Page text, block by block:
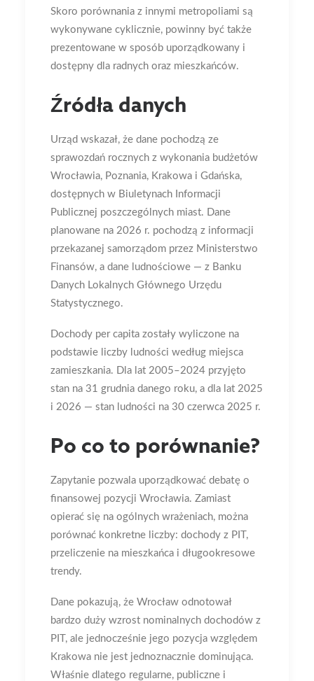
Skoro porównania z innymi metropoliami są
wykonywane cyklicznie, powinny być także
prezentowane w sposób uporządkowany i
dostępny dla radnych oraz mieszkańców.
Źródła danych
Urząd wskazał, że dane pochodzą ze
sprawozdań rocznych z wykonania budżetów
Wrocławia, Poznania, Krakowa i Gdańska,
dostępnych w Biuletynach Informacji
Publicznej poszczególnych miast. Dane
planowane na 2026 r. pochodzą z informacji
przekazanej samorządom przez Ministerstwo
Finansów, a dane ludnościowe — z Banku
Danych Lokalnych Głównego Urzędu
Statystycznego.
Dochody per capita zostały wyliczone na
podstawie liczby ludności według miejsca
zamieszkania. Dla lat 2005–2024 przyjęto
stan na 31 grudnia danego roku, a dla lat 2025
i 2026 — stan ludności na 30 czerwca 2025 r.
Po co to porównanie?
Zapytanie pozwala uporządkować debatę o
finansowej pozycji Wrocławia. Zamiast
opierać się na ogólnych wrażeniach, można
porównać konkretne liczby: dochody z PIT,
przeliczenie na mieszkańca i długookresowe
trendy.
Dane pokazują, że Wrocław odnotował
bardzo duży wzrost nominalnych dochodów z
PIT, ale jednocześnie jego pozycja względem
Krakowa nie jest jednoznacznie dominująca.
Właśnie dlatego regularne, publiczne i